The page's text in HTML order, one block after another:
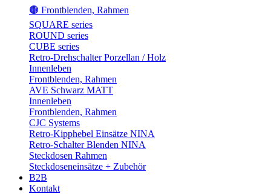
🟤 Frontblenden, Rahmen
SQUARE series
ROUND series
CUBE series
Retro-Drehschalter Porzellan / Holz
Innenleben
Frontblenden, Rahmen
AVE Schwarz MATT
Innenleben
Frontblenden, Rahmen
CJC Systems
Retro-Kipphebel Einsätze NINA
Retro-Schalter Blenden NINA
Steckdosen Rahmen
Steckdoseneinsätze + Zubehör
B2B
Kontakt